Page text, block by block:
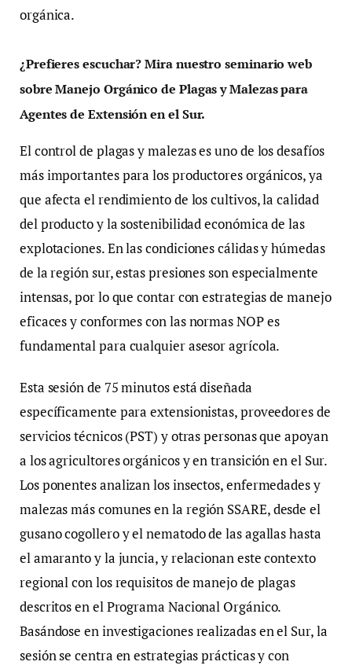
orgánica.
¿Prefieres escuchar? Mira nuestro seminario web
sobre Manejo Orgánico de Plagas y Malezas para
Agentes de Extensión en el Sur.
El control de plagas y malezas es uno de los desafíos
más importantes para los productores orgánicos, ya
que afecta el rendimiento de los cultivos, la calidad
del producto y la sostenibilidad económica de las
explotaciones. En las condiciones cálidas y húmedas
de la región sur, estas presiones son especialmente
intensas, por lo que contar con estrategias de manejo
eficaces y conformes con las normas NOP es
fundamental para cualquier asesor agrícola.
Esta sesión de 75 minutos está diseñada
específicamente para extensionistas, proveedores de
servicios técnicos (PST) y otras personas que apoyan
a los agricultores orgánicos y en transición en el Sur.
Los ponentes analizan los insectos, enfermedades y
malezas más comunes en la región SSARE, desde el
gusano cogollero y el nematodo de las agallas hasta
el amaranto y la juncia, y relacionan este contexto
regional con los requisitos de manejo de plagas
descritos en el Programa Nacional Orgánico.
Basándose en investigaciones realizadas en el Sur, la
sesión se centra en estrategias prácticas y con